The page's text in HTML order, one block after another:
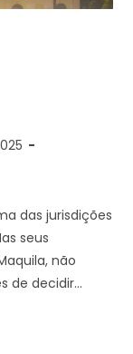
das jurisdições
seus
não
de decidir…